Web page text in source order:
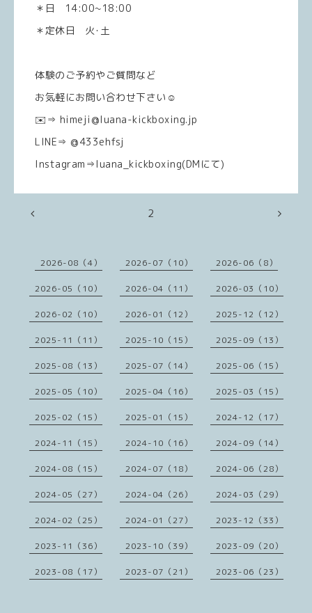
＊日 14:00~18:00
＊定休日 火･土
体験のご予約やご質問など
お気軽にお問い合わせ下さい☺️
✉️⇒ himeji@luana-kickboxing.jp
LINE⇒ @433ehfsj
Instagram⇒luana_kickboxing(DMにて)
2
2026-08（4） 2026-07（10） 2026-06（8）
2026-05（10） 2026-04（11） 2026-03（10）
2026-02（10） 2026-01（12） 2025-12（12）
2025-11（11） 2025-10（15） 2025-09（13）
2025-08（13） 2025-07（14） 2025-06（15）
2025-05（10） 2025-04（16） 2025-03（15）
2025-02（15） 2025-01（15） 2024-12（17）
2024-11（15） 2024-10（16） 2024-09（14）
2024-08（15） 2024-07（18） 2024-06（28）
2024-05（27） 2024-04（26） 2024-03（29）
2024-02（25） 2024-01（27） 2023-12（33）
2023-11（36） 2023-10（39） 2023-09（20）
2023-08（17） 2023-07（21） 2023-06（23）